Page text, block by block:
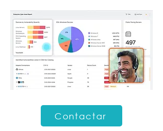
Contactar